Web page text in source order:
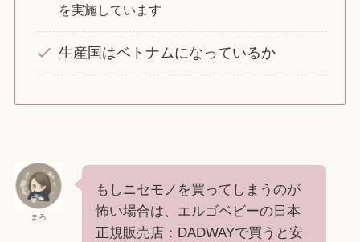
を実施しています
生産国はベトナムになっているか
まろ
もしニセモノを買ってしまうのが
怖い場合は、エルゴベビーの日本
正規販売店：DADWAYで買うと安